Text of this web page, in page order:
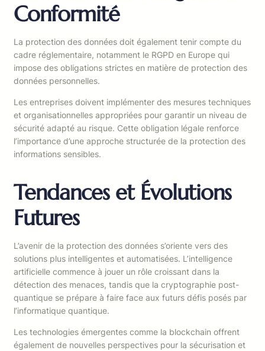
Conformité
La protection des données doit également tenir compte du
cadre réglementaire, notamment le RGPD en Europe qui
impose des obligations strictes en matière de protection des
données personnelles.
Les entreprises doivent implémenter des mesures techniques
et organisationnelles appropriées pour garantir un niveau de
sécurité adapté au risque. Cette obligation légale renforce
l’importance d’une approche structurée de la protection des
informations sensibles.
Tendances et Évolutions
Futures
L’avenir de la protection des données s’oriente vers des
solutions plus intelligentes et automatisées. L’intelligence
artificielle commence à jouer un rôle croissant dans la
détection des menaces, tandis que la cryptographie post-
quantique se prépare à faire face aux futurs défis posés par
l’informatique quantique.
Les technologies émergentes comme la blockchain offrent
également de nouvelles perspectives pour la sécurisation et